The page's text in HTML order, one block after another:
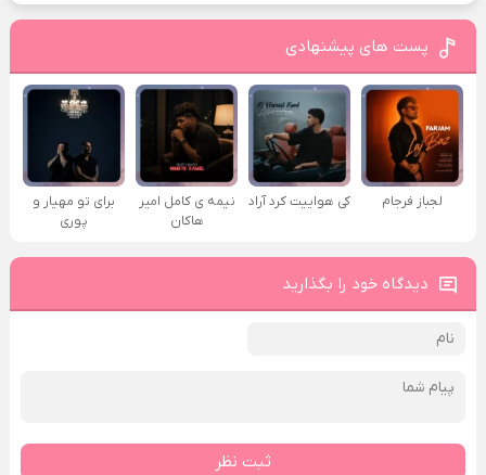
پست های پیشنهادی
لجباز فرجام کی هواییت کرد آراد
نیمه ی کامل امیر
هاکان
برای تو مهیار و
پوری
دیدگاه خود را بگذارید
ثبت نظر